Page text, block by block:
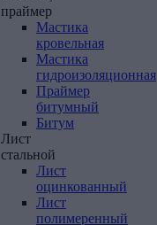
праймер
Мастика
кровельная
Мастика
гидроизоляционная
Праймер
битумный
Битум
Лист
стальной
Лист
оцинкованный
Лист
полимеренный